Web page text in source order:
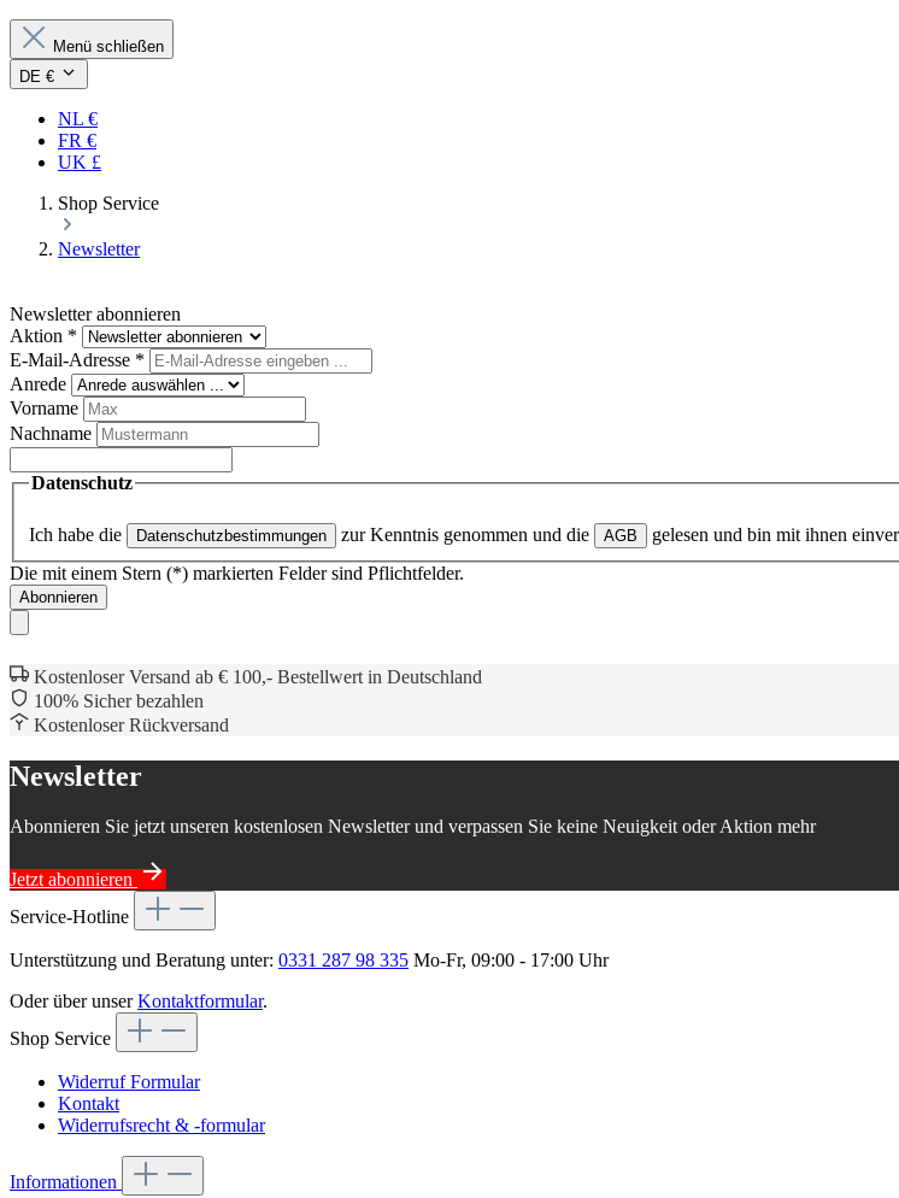
Menü schließen
DE €
NL €
FR €
UK £
Shop Service
Newsletter
Newsletter abonnieren
Aktion *
E-Mail-Adresse *
Anrede
Vorname
Nachname
Datenschutz
Ich habe die Datenschutzbestimmungen zur Kenntnis genommen und die AGB
gelesen und bin mit ihnen
Die mit einem Stern (*) markierten Felder sind Pflichtfelder.
Abonnieren
Kostenloser Versand ab € 100,- Bestellwert in Deutschland
100% Sicher bezahlen
Kostenloser Rückversand
Newsletter
Abonnieren Sie jetzt unseren kostenlosen Newsletter und verpassen Sie keine Neuigkeit oder Aktion mehr
Jetzt abonnieren
Service-Hotline
Unterstützung und Beratung unter: 0331 287 98 335 Mo-Fr, 09:00 - 17:00 Uhr
Oder über unserKontaktformular.
Shop Service
Widerruf Formular
Kontakt
Widerrufsrecht & -formular
Informationen